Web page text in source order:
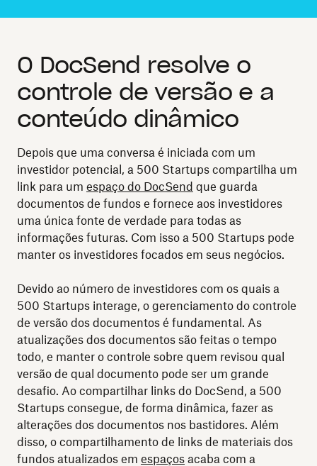
O DocSend resolve o
controle de versão e a
conteúdo dinâmico
Depois que uma conversa é iniciada com um
investidor potencial, a 500 Startups compartilha um
link para um espaço do DocSend que guarda
documentos de fundos e fornece aos investidores
uma única fonte de verdade para todas as
informações futuras. Com isso a 500 Startups pode
manter os investidores focados em seus negócios.
Devido ao número de investidores com os quais a
500 Startups interage, o gerenciamento do controle
de versão dos documentos é fundamental. As
atualizações dos documentos são feitas o tempo
todo, e manter o controle sobre quem revisou qual
versão de qual documento pode ser um grande
desafio. Ao compartilhar links do DocSend, a 500
Startups consegue, de forma dinâmica, fazer as
alterações dos documentos nos bastidores. Além
disso, o compartilhamento de links de materiais dos
fundos atualizados em espaços acaba com a